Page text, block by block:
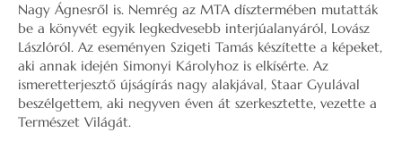
Nagy Ágnesről is. Nemrég az MTA dísztermében mutatták
be a könyvét egyik legkedvesebb interjúalanyáról, Lovász
Lászlóról. Az eseményen Szigeti Tamás készítette a képeket,
aki annak idején Simonyi Károlyhoz is elkísérte. Az
ismeretterjesztő újságírás nagy alakjával, Staar Gyulával
beszélgettem, aki negyven éven át szerkesztette, vezette a
Természet Világát.